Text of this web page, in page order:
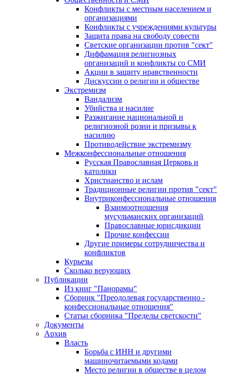
Конфликты с местным населением и
организациями
Конфликты с учреждениями культуры
Защита права на свободу совести
Светские организации против "сект"
Диффамация религиозных
организаций и конфликты со СМИ
Акции в защиту нравственности
Дискуссии о религии и обществе
Экстремизм
Вандализм
Убийства и насилие
Разжигание национальной и
религиозной розни и призывы к
насилию
Противодействие экстремизму
Межконфессиональные отношения
Русская Православная Церковь и
католики
Христианство и ислам
Традиционные религии против "сект"
Внутриконфессиональные отношения
Взаимоотношения
мусульманских организаций
Православные юрисдикции
Прочие конфессии
Другие примеры сотрудничества и
конфликтов
Курьезы
Сколько верующих
Публикации
Из книг "Панорамы"
Сборник "Преодолевая государственно -
конфессиональные отношения"
Статьи сборника "Пределы светскости"
Документы
Архив
Власть
Борьба с ИНН и другими
машиночитаемыми кодами
Место религии в обществе в целом